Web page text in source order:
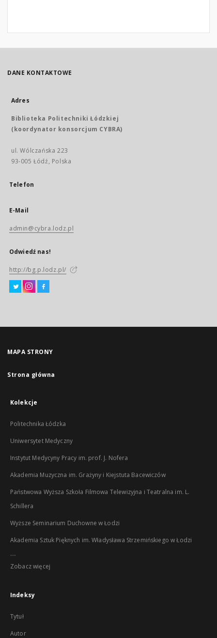
DANE KONTAKTOWE
Adres
Biblioteka Politechniki Łódzkiej
(koordynator konsorcjum CYBRA)
ul. Wólczańska 223
93-005 Łódź, Polska
Telefon
E-Mail
admin@cybra.lodz.pl
Odwiedź nas!
http://bg.p.lodz.pl/
MAPA STRONY
Strona główna
Kolekcje
Politechnika Łódzka
Uniwersytet Medyczny
Instytut Medycyny Pracy im. prof. J. Nofera
Akademia Muzyczna im. Grażyny i Kiejstuta Bacewiczów
Państwowa Wyższa Szkoła Filmowa Telewizyjna i Teatralna im. L.
Schillera
Wyższe Seminarium Duchowne w Łodzi
Akademia Sztuk Pięknych im. Władysława Strzemińskiego w Łodzi
...
Zobacz więcej
Indeksy
Tytuł
Autor